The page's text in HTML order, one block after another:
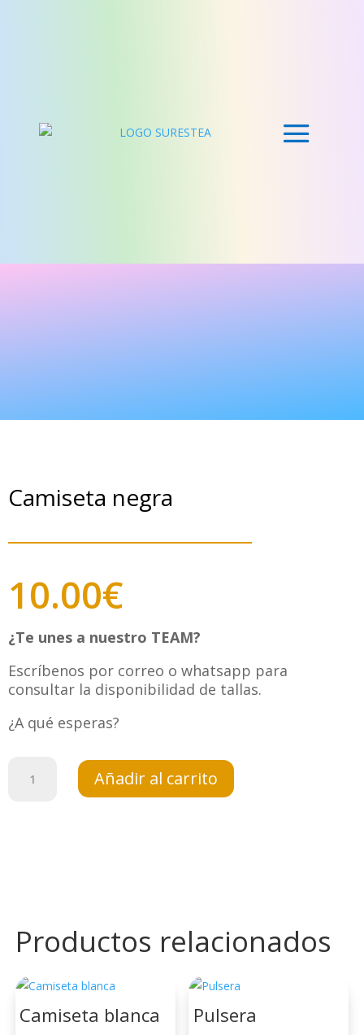
Camiseta negra
10.00€
¿Te unes a nuestro TEAM?
Escríbenos por correo o whatsapp para
consultar la disponibilidad de tallas.
¿A qué esperas?
negra
Añadir al carrito
Productos relacionados
Camiseta blanca Pulsera